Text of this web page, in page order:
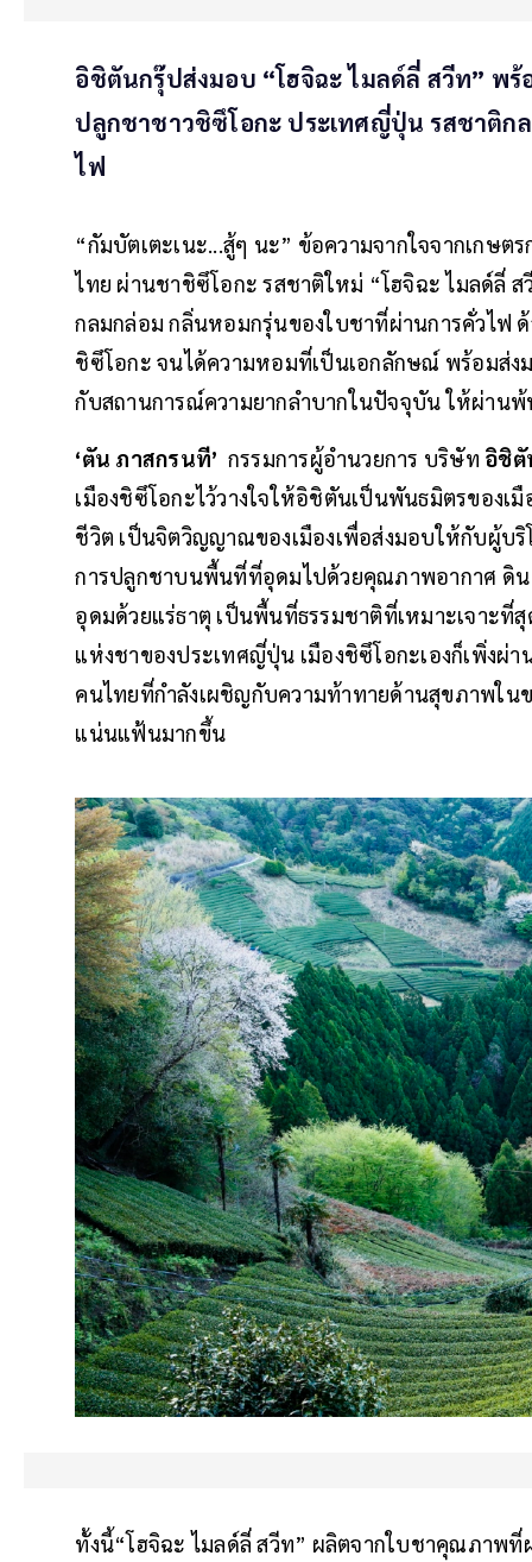
อิชิตันกรุ๊ปส่งมอบ “โฮจิฉะ ไมลด์ลี่ สวีท” พร้
ปลูกชาชาวชิซึโอกะ ประเทศญี่ปุ่น รสชาติ
ไฟ
“กัมบัตเตะเนะ...สู้ๆ นะ” ข้อความจากใจจากเกษ
ไทย ผ่านชาชิซึโอกะ รสชาติใหม่ “โฮจิฉะ ไมลด์ลี่
กลมกล่อม กลิ่นหอมกรุ่นของใบชาที่ผ่านการคั่วไฟ
ชิซึโอกะ จนได้ความหอมที่เป็นเอกลักษณ์ พร้อมส่ง
กับสถานการณ์ความยากลำบากในปัจจุบัน ให้ผ่านพ้
‘ตัน ภาสกรนที’ กรรมการผู้อำนวยการ บริษัท อิชิตั
เมืองชิซึโอกะไว้วางใจให้อิชิตันเป็นพันธมิตรของ
ชีวิต เป็นจิตวิญญาณของเมืองเพื่อส่งมอบให้กับผู้บ
การปลูกชาบนพื้นที่ที่อุดมไปด้วยคุณภาพอากาศ ดิ
อุดมด้วยแร่ธาตุ เป็นพื้นที่ธรรมชาติที่เหมาะเจาะที่
แห่งชาของประเทศญี่ปุ่น เมืองชิซึโอกะเองก็เพิ่งผ่
คนไทยที่กำลังเผชิญกับความท้าทายด้านสุขภาพใ
แน่นแฟ้นมากขึ้น
ทั้งนี้“โฮจิฉะ ไมลด์ลี่ สวีท” ผลิตจากใบชาคุณภาพ